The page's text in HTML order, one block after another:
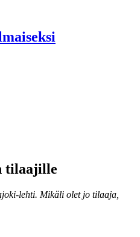
tilaajille
lehti. Mikäli olet jo tilaaja,